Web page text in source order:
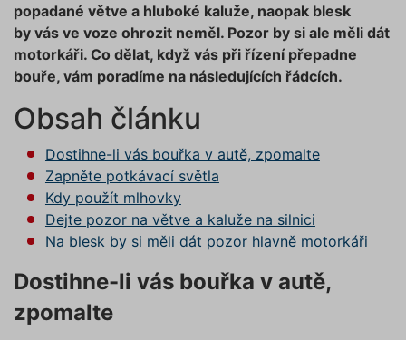
popadané větve a hluboké kaluže, naopak blesk
by vás ve voze ohrozit neměl. Pozor by si ale měli dát
motorkáři. Co dělat, když vás při řízení přepadne
bouře, vám poradíme na následujících řádcích.
Obsah článku
Dostihne-li vás bouřka v autě, zpomalte
Zapněte potkávací světla
Kdy použít mlhovky
Dejte pozor na větve a kaluže na silnici
Na blesk by si měli dát pozor hlavně motorkáři
Dostihne-li vás bouřka v autě,
zpomalte